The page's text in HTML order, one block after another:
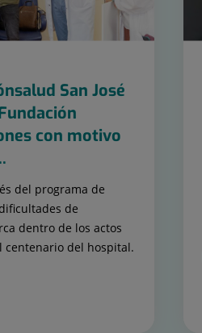
San José
con motivo
del programa de
de
dentro de los actos
centenario del hospital.